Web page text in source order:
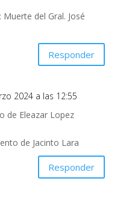
del Gral. José
Responder
2024 a las 12:55
de Eleazar Lopez
de Jacinto Lara
Responder